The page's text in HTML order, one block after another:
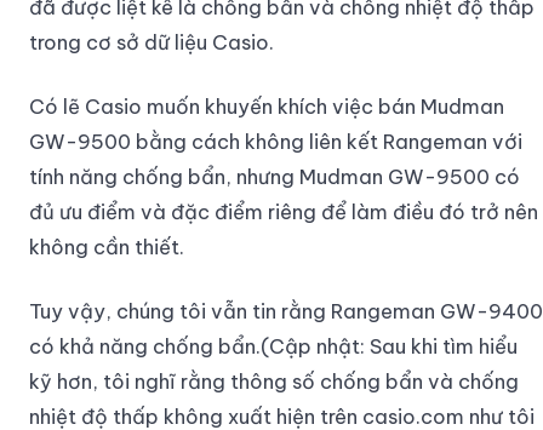
đã được liệt kê là chống bẩn và chống nhiệt độ thấp
trong cơ sở dữ liệu Casio.
Có lẽ Casio muốn khuyến khích việc bán Mudman
GW-9500 bằng cách không liên kết Rangeman với
tính năng chống bẩn, nhưng Mudman GW-9500 có
đủ ưu điểm và đặc điểm riêng để làm điều đó trở nên
không cần thiết.
Tuy vậy, chúng tôi vẫn tin rằng Rangeman GW-9400
có khả năng chống bẩn.(Cập nhật: Sau khi tìm hiểu
kỹ hơn, tôi nghĩ rằng thông số chống bẩn và chống
nhiệt độ thấp không xuất hiện trên casio.com như tôi